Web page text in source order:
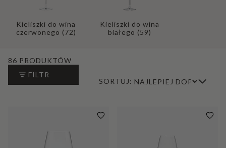
Kieliszki do wina
czerwonego (72)
Kieliszki do wina
białego (59)
86 PRODUKTÓW
FILTR
SORTUJ: